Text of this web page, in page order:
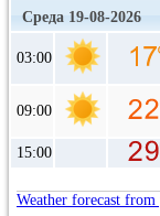
Среда 19-08-2026
03:00
09:00
15:00
Weather forecast